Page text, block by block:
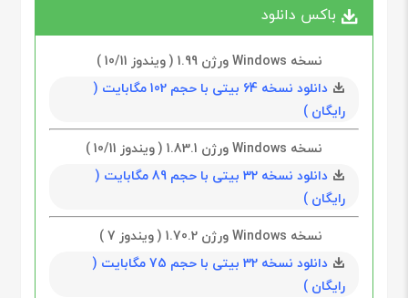
باکس دانلود
نسخه Windows ورژن 1.99 ( ویندوز 10/11 )
دانلود نسخه 64 بیتی با حجم 102 مگابايت (
رایگان )
نسخه Windows ورژن 1.83.1 ( ویندوز 10/11 )
دانلود نسخه 32 بیتی با حجم 89 مگابايت (
رایگان )
نسخه Windows ورژن 1.70.2 ( ویندوز 7 )
دانلود نسخه 32 بیتی با حجم 75 مگابايت (
رایگان )